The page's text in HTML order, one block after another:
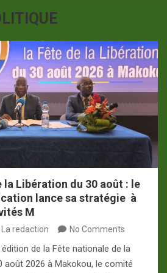
Libération du 30 août : le
lance sa stratégie à
M
La redaction No Comments
de la Fête nationale de la
août 2026 à Makokou, le comité